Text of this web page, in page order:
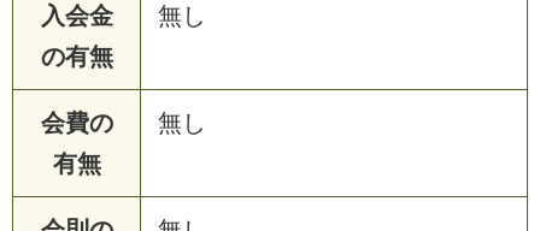
入会金
の有無
無し
会費の
有無
無し